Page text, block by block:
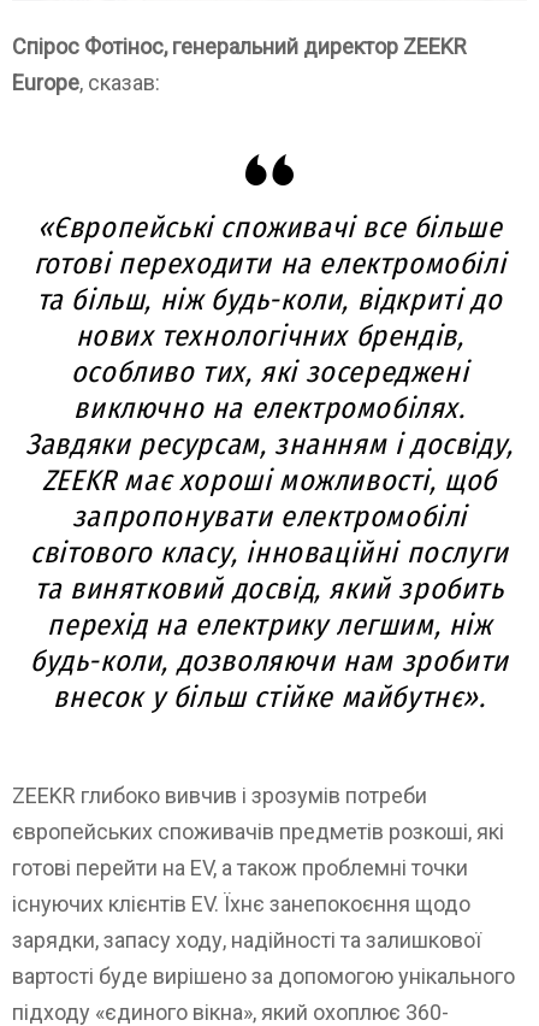
Спірос Фотінос, генеральний директор ZEEKR
Europe, сказав:
«Європейські споживачі все більше
готові переходити на електромобілі
та більш, ніж будь-коли, відкриті до
нових технологічних брендів,
особливо тих, які зосереджені
виключно на електромобілях.
Завдяки ресурсам, знанням і досвіду,
ZEEKR має хороші можливості, щоб
запропонувати електромобілі
світового класу, інноваційні послуги
та винятковий досвід, який зробить
перехід на електрику легшим, ніж
будь-коли, дозволяючи нам зробити
внесок у більш стійке майбутнє».
ZEEKR глибоко вивчив і зрозумів потреби
європейських споживачів предметів розкоші, які
готові перейти на EV, а також проблемні точки
існуючих клієнтів EV. Їхнє занепокоєння щодо
зарядки, запасу ходу, надійності та залишкової
вартості буде вирішено за допомогою унікального
підходу «єдиного вікна», який охоплює 360-